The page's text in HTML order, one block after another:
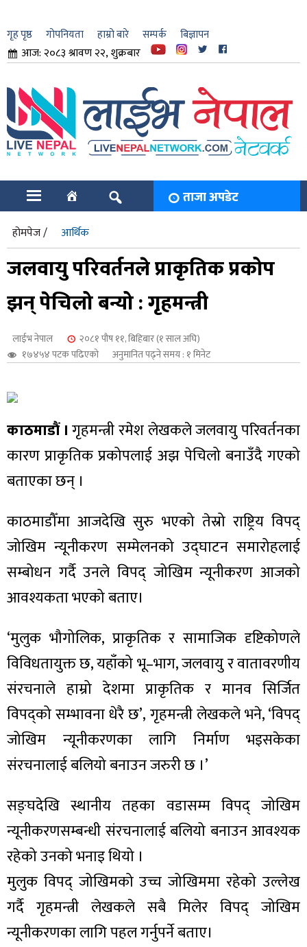
गृह पृष्ठ गोपनियता हाम्रो बारे सम्पर्क बिज्ञापन
आज: २०८३ श्रावण २२, शुक्रबार
ताजा अपडेट
होमपेज / आर्थिक
जलवायु परिवर्तनले प्राकृतिक प्रकोप
झन् पेचिलो बन्यो : गृहमन्त्री
लाईभ नेपाल
२०८१ पौष ११, बिहिबार (१ साल अघि)
१७४५४ पटक पढिएको
अनुमानित पढ्ने समय : १ मिनेट
काठमाडौं ।गृहमन्त्री रमेश लेखकले जलवायु परिवर्तनका
कारण प्राकृतिक प्रकोपलाई अझ पेचिलो बनाउँदै गएको
बताएका छन् ।
काठमाडौँमा आजदेखि सुरु भएको तेस्रो राष्ट्रिय विपद्
जोखिम न्यूनीकरण सम्मेलनको उद्घाटन समारोहलाई
सम्बोधन गर्दै उनले विपद् जोखिम न्यूनीकरण आजको
आवश्यकता भएको बताए।
‘मुलुक भौगोलिक, प्राकृतिक र सामाजिक दृष्टिकोणले
विविधतायुक्त छ, यहाँको भू–भाग, जलवायु र वातावरणीय
संरचनाले हाम्रो देशमा प्राकृतिक र मानव सिर्जित
विपद्को सम्भावना धेरै छ’, गृहमन्त्री लेखकले भने, ‘विपद्
जोखिम न्यूनीकरणका लागि निर्माण भइसकेका
संरचनालाई बलियो बनाउन जरुरी छ ।’
सङ्घदेखि स्थानीय तहका वडासम्म विपद् जोखिम
न्यूनीकरणसम्बन्धी संरचनालाई बलियो बनाउन आवश्यक
रहेको उनको भनाइ थियो ।
मुलुक विपद् जोखिमको उच्च जोखिममा रहेको उल्लेख
गर्दै गृहमन्त्री लेखकले सबै मिलेर विपद् जोखिम
न्यूनीकरणका लागि पहल गर्नुपर्ने बताए।